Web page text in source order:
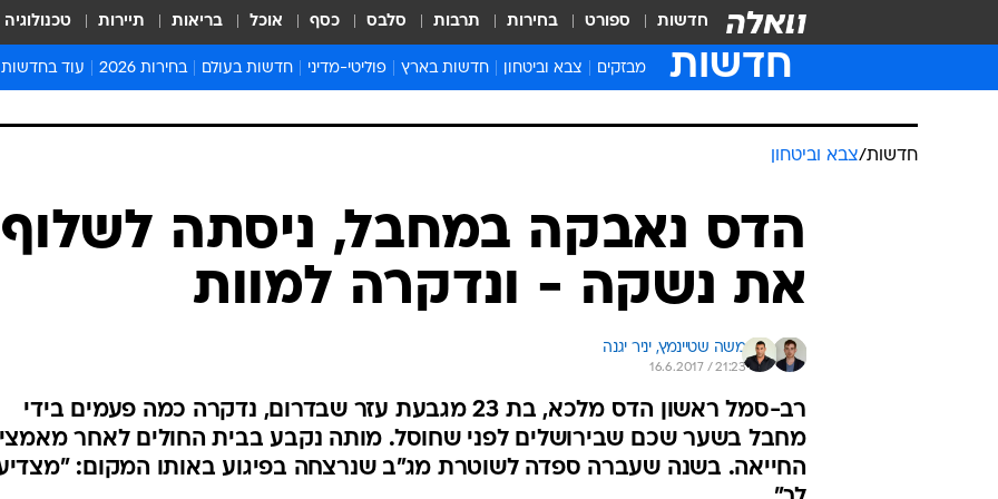
חדשות ספורט בחירות תרבות סלבס כסף אוכל בריאות תיירות טכנולוגיה
חדשות מבזקים צבא וביטחון חדשות בארץ
בריאות
חברה ורווחה
פוליטי-מדיני חדשות בעולם
אפריקה
בחירות 2026 עוד בחדשות
אסור לפספס
מדע וסביבה
לוח שנה
חדשות יהדות
חדשות
חדשות/צבא וביטחון
הדס נאבקה במחבל, ניסתה לשלוף
את נשקה - ונדקרה למוות
משה שטיינמץ, יניר יגנה
16.6.2017 / 21:23
רב-סמל ראשון הדס מלכא, בת 23 מגבעת עזר שבדרום, נדקרה כמה פעמים בידי
מחבל בשער שכם שבירושלים לפני שחוסל. מותה נקבע בבית החולים לאחר
החייאה. בשנה שעברה ספדה לשוטרת מג"ב שנרצחה בפיגוע באותו המקום: